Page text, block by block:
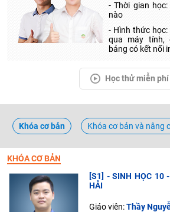
- Thời gian
nào
- Hình thức
qua máy tính,
bảng có kết nối
Học thử miễn phí
Khóa cơ bản Khóa cơ bản và nâng
KHÓA CƠ BẢN
[S1] - SINH HỌC 10
HẢI
Giáo viên:Thầy